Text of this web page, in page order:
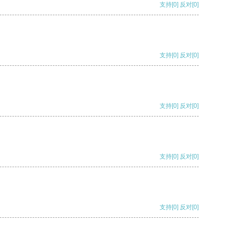
支持[0] 反对[0]
支持[0] 反对[0]
支持[0] 反对[0]
支持[0] 反对[0]
支持[0] 反对[0]